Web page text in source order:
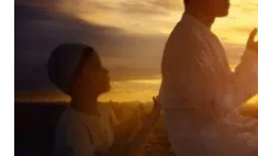
KAKVE
DOVE
UČITE